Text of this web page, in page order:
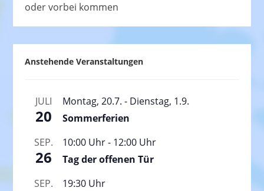
oder vorbei kommen
Anstehende Veranstaltungen
JULI
20
Montag, 20.7. - Dienstag, 1.9.
Sommerferien
SEP.
26
10:00 Uhr- 12:00 Uhr
Tag der offenen Tür
SEP.
19:30 Uhr